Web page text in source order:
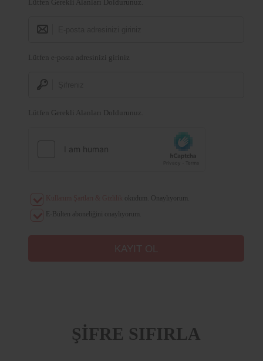
Lütfen Gerekli Alanları Doldurunuz.
Lütfen e-posta adresinizi giriniz
Lütfen Gerekli Alanları Doldurunuz.
okudum. Onaylıyorum.
E-Bülten aboneliğini onaylıyorum.
ŞİFRE SIFIRLA